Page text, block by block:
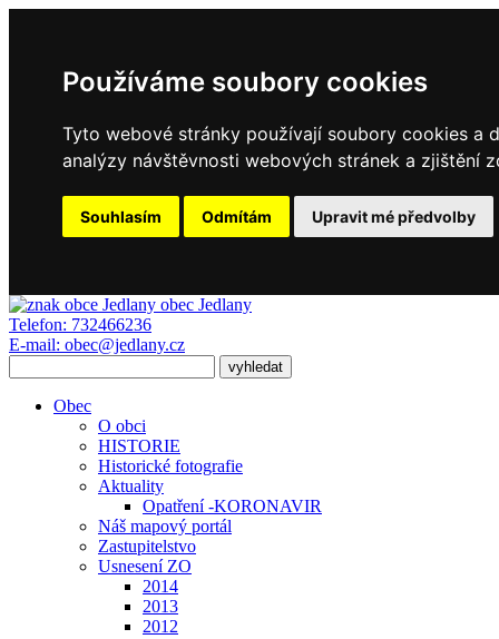
Používáme soubory cookies
Tyto webové stránky používají soubory cookies a
analýzy návštěvnosti webových stránek a zjištění
Souhlasím Odmítám Upravit mé předvolby
obec Jedlany
Telefon: 732466236
E-mail: obec@jedlany.cz
Obec
O obci
HISTORIE
Historické fotografie
Aktuality
Opatření -KORONAVIR
Náš mapový portál
Zastupitelstvo
Usnesení ZO
2014
2013
2012